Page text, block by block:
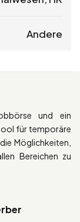
Andere
und ein
für temporäre
Möglichkeiten,
Bereichen zu